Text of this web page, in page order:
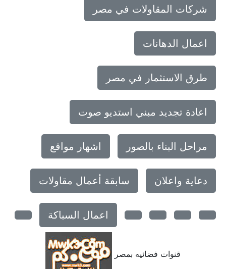
شركات المقاولات في مصر
اعمال الدهانات
طرق الاستثمار في مصر
اعادة تجديد مبني استديو صوت
مراحل البناء بالصور اشهار مواقع
دعاية واعلان سابقة أعمال مقاولات
اعمال السباكة
قنوات فضائيه بمصر